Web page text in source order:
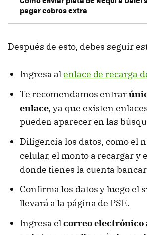
pagar cobros extra
Después de esto, debes seguir
Ingresa alenlace de recarga
Te recomendamos entrar
enlace, ya que existen
pueden aparecer en las
Diligencia los datos, como el
celular, el monto a recargar y
donde tienes la cuenta
Confirma los datos y luego el
llevará a la página de PSE.
Ingresa elcorreo electrónico